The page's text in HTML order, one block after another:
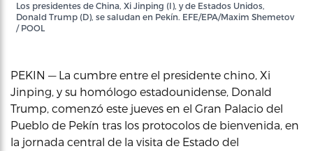
Los presidentes de China, Xi Jinping (I), y de Estados Unidos,
Donald Trump (D), se saludan en Pekín. EFE/EPA/Maxim Shemetov
/ POOL
PEKIN — La cumbre entre el presidente chino, Xi
Jinping, y su homólogo estadounidense, Donald
Trump, comenzó este jueves en el Gran Palacio del
Pueblo de Pekín tras los protocolos de bienvenida, en
la jornada central de la visita de Estado del